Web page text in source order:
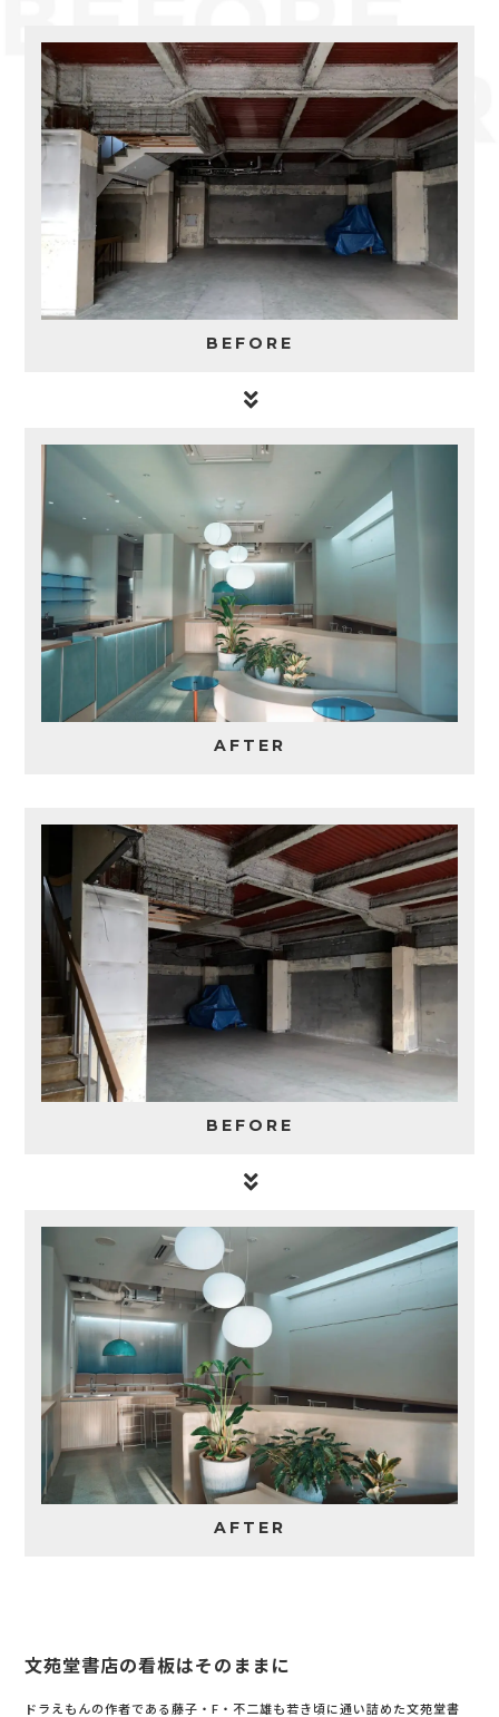
BEFORE
AFTER
BEFORE
AFTER
文苑堂書店の看板はそのままに
ドラえもんの作者である藤子・F・不二雄も若き頃に通い詰めた文苑堂書